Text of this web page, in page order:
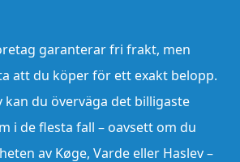
garanterar fri frakt, men
att du köper för ett exakt belopp.
du överväga det billigaste
i de flesta fall – oavsett om du
av Køge, Varde eller Haslev –